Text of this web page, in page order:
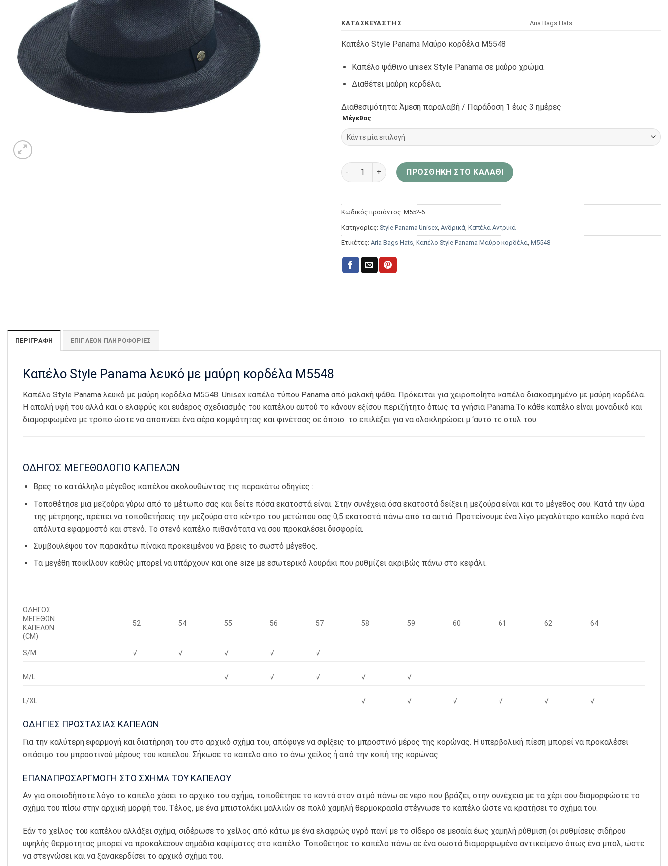
KΑΤΑΣΚΕΥΑΣΤΗΣ Αria Bags Hats
Καπέλο Style Panama Μαύρο κορδέλα Μ5548
Καπέλο ψάθινο unisex Style Panama σε μαύρο χρώμα.
Διαθέτει μαύρη κορδέλα.
Διαθεσιμότητα: Άμεση παραλαβή / Παράδoση 1 έως 3 ημέρες
Μέγεθος
Aria Bags Hats Καπέλο Style Panama Μαύρο κορδέλα Μ5548 ποσότητα
ΠΡΟΣΘΉΚΗ ΣΤΟ ΚΑΛΆΘΙ
Κωδικός προϊόντος: Μ552-6
Κατηγορίες: Style Panama Unisex, Ανδρικά, Καπέλα Αντρικά
Ετικέτες: Aria Bags Hats, Καπέλο Style Panama Μαύρο κορδέλα, Μ5548
ΠΕΡΙΓΡΑΦΉ ΕΠΙΠΛΈΟΝ ΠΛΗΡΟΦΟΡΊΕΣ
Καπέλο Style Panama λευκό με μαύρη κορδέλα Μ5548
Καπέλο Style Panama λευκό με μαύρη κορδέλα Μ5548. Unisex καπέλο τύπου Panama από μαλακή ψάθα. Πρόκειται για χειροποίητο καπέλο διακοσμημένο με μαύρη κορδέλα.
H απαλή υφή του αλλά και ο ελαφρύς και ευάερος σχεδιασμός του καπέλου αυτού το κάνουν εξίσου περιζήτητο όπως τα γνήσια Panama.Το κάθε καπέλο είναι μοναδικό και
διαμορφωμένο με τρόπο ώστε να αποπνέει ένα αέρα κομψότητας και φινέτσας σε όποιο το επιλέξει για να ολοκληρώσει μ ‘αυτό το στυλ του.
ΟΔΗΓΟΣ ΜΕΓΕΘΟΛΟΓΙΟ ΚΑΠΕΛΩΝ
Βρες το κατάλληλο μέγεθος καπέλου ακολουθώντας τις παρακάτω οδηγίες :
Τοποθέτησε μια μεζούρα γύρω από το μέτωπο σας και δείτε πόσα εκατοστά είναι. Στην συνέχεια όσα εκατοστά δείξει η μεζούρα είναι και το μέγεθος σου. Κατά την ώρα
της μέτρησης, πρέπει να τοποθετήσεις την μεζούρα στο κέντρο του μετώπου σας 0,5 εκατοστά πάνω από τα αυτιά. Προτείνουμε ένα λίγο μεγαλύτερο καπέλο παρά ένα
απόλυτα εφαρμοστό και στενό. Το στενό καπέλο πιθανότατα να σου προκαλέσει δυσφορία.
Συμβουλέψου τον παρακάτω πίνακα προκειμένου να βρεις το σωστό μέγεθος.
Τα μεγέθη ποικίλουν καθώς μπορεί να υπάρχουν και one size με εσωτερικό λουράκι που ρυθμίζει ακριβώς πάνω στο κεφάλι.
ΟΔΗΓΟΣ
ΜΕΓΕΘΩΝ
ΚΑΠΕΛΩΝ
(CM)
52 54 55 56 57 58 59 60 61 62 64
S/M √ √ √ √ √
M/L √ √ √ √ √
L/XL √ √ √ √ √ √
ΟΔΗΓΙΕΣ ΠΡΟΣΤΑΣΙΑΣ ΚΑΠΕΛΩΝ
Για την καλύτερη εφαρμογή και διατήρηση του στο αρχικό σχήμα του, απόφυγε να σφίξεις το μπροστινό μέρος της κορώνας. Η υπερβολική πίεση μπορεί να προκαλέσει
σπάσιμο του μπροστινού μέρους του καπέλου. Σήκωσε το καπέλο από το άνω χείλος ή από την κοπή της κορώνας.
ΕΠΑΝΑΠΡΟΣΑΡΓΜΟΓΗ ΣΤΟ ΣΧΗΜΑ ΤΟΥ ΚΑΠΕΛΟΥ
Αν για οποιοδήποτε λόγο το καπέλο χάσει το αρχικό του σχήμα, τοποθέτησε το κοντά στον ατμό πάνω σε νερό που βράζει, στην συνέχεια με τα χέρι σου διαμορφώστε το
σχήμα του πίσω στην αρχική μορφή του. Τέλος, με ένα μπιστολάκι μαλλιών σε πολύ χαμηλή θερμοκρασία στέγνωσε το καπέλο ώστε να κρατήσει το σχήμα του.
Εάν το χείλος του καπέλου αλλάξει σχήμα, σιδέρωσε το χείλος από κάτω με ένα ελαφρώς υγρό πανί με το σίδερο σε μεσαία έως χαμηλή ρύθμιση (οι ρυθμίσεις σιδήρου
υψηλής θερμότητας μπορεί να προκαλέσουν σημάδια καψίματος στο καπέλο. Τοποθέτησε το καπέλο πάνω σε ένα σωστά διαμορφωμένο αντικείμενο όπως ένα μπολ, ώστε
να στεγνώσει και να ξανακερδίσει το αρχικό σχήμα του.